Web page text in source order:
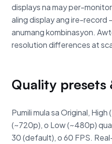
displays na may per-
aling display ang ire-record
anumang kombinasyon.
resolution differences at
Quality presets
Pumili mula sa Original,
(~720p), o Low (~480p)
30 (default), o 60 FPS.